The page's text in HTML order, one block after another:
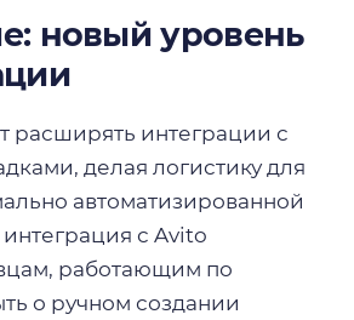
новый уровень
расширять интеграции с
делая логистику для
автоматизированной
с Avito
работающим по
о ручном создании